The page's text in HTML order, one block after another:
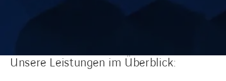
Unsere Leistungen im Überblick: